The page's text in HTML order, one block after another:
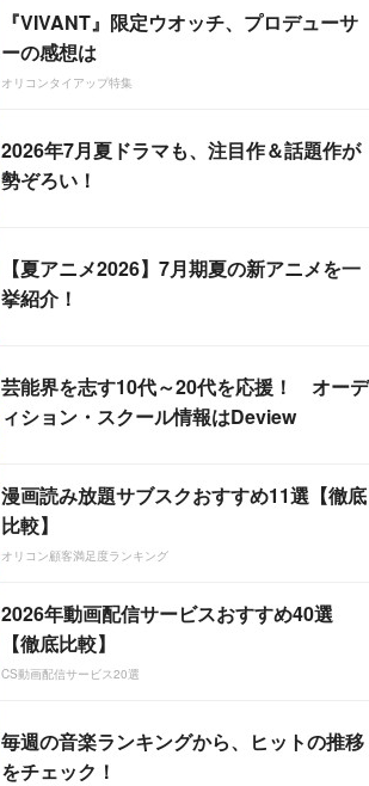
『VIVANT』限定ウオッチ、プロデューサ
ーの感想は
オリコンタイアップ特集
2026年7月夏ドラマも、注目作＆話題作が
勢ぞろい！
【夏アニメ2026】7月期夏の新アニメを一
挙紹介！
芸能界を志す10代～20代を応援！ オーデ
ィション・スクール情報はDeview
漫画読み放題サブスクおすすめ11選【徹底
比較】
オリコン顧客満足度ランキング
2026年動画配信サービスおすすめ40選
【徹底比較】
CS動画配信サービス20選
毎週の音楽ランキングから、ヒットの推移
をチェック！